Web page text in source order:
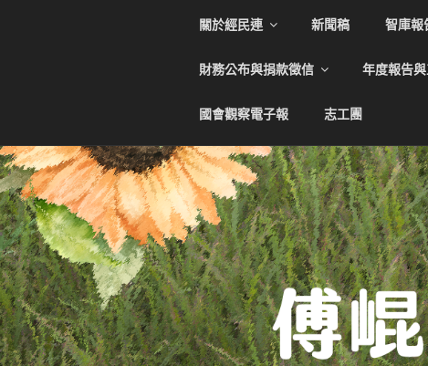
關於經民連 新聞稿 智庫報
財務公布與捐款徵信 年度報告
國會觀察電子報 志工團